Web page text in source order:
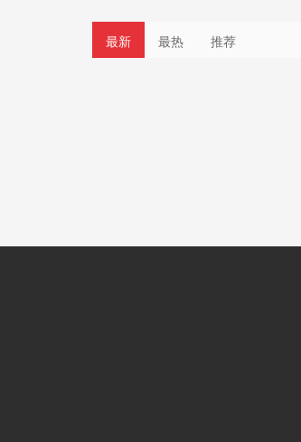
最新 最热 推荐